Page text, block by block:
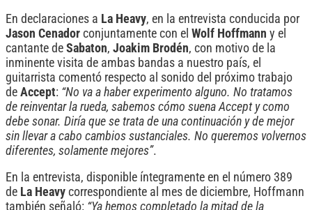
En declaraciones a La Heavy, en la entrevista conducida por
Jason Cenador conjuntamente con el Wolf Hoffmann y el
cantante de Sabaton, Joakim Brodén, con motivo de la
inminente visita de ambas bandas a nuestro país, el
guitarrista comentó respecto al sonido del próximo trabajo
de Accept: “No va a haber experimento alguno. No tratamos
de reinventar la rueda, sabemos cómo suena Accept y como
debe sonar. Diría que se trata de una continuación y de mejor
sin llevar a cabo cambios sustanciales. No queremos volvernos
diferentes, solamente mejores”.
En la entrevista, disponible íntegramente en el número 389
de La Heavy correspondiente al mes de diciembre, Hoffmann
también señaló: “Ya hemos completado la mitad de la